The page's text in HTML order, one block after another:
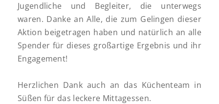
Jugendliche und Begleiter, die unterwegs
waren. Danke an Alle, die zum Gelingen dieser
Aktion beigetragen haben und natürlich an alle
Spender für dieses großartige Ergebnis und ihr
Engagement!
Herzlichen Dank auch an das Küchenteam in
Süßen für das leckere Mittagessen.